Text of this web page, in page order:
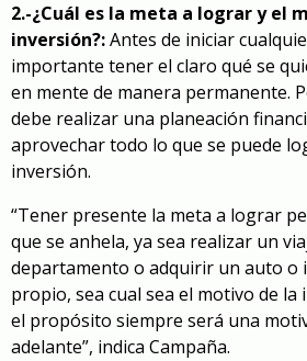
2.-¿Cuál es la meta a lograr y el
inversión?:Antes de iniciar
importante tener el claro qué se
en mente de manera permanente.
debe realizar una planeación
aprovechar todo lo que se puede
inversión.
“Tener presente la meta a lograr
que se anhela, ya sea realizar un
departamento o adquirir un auto o
propio, sea cual sea el motivo de
el propósito siempre será una
adelante”, indica Campaña.